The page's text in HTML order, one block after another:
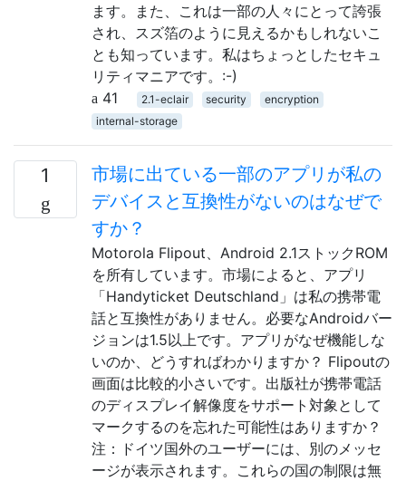
ます。また、これは一部の人々にとって誇張
され、スズ箔のように見えるかもしれないこ
とも知っています。私はちょっとしたセキュ
リティマニアです。:-)
41
2.1-eclair security
encryption
internal-storage
1
市場に出ている一部のアプリが私の
デバイスと互換性がないのはなぜで
すか？
Motorola Flipout、Android 2.1ストックROM
を所有しています。市場によると、アプリ
「Handyticket Deutschland」は私の携帯電
話と互換性がありません。必要なAndroidバー
ジョンは1.5以上です。アプリがなぜ機能しな
いのか、どうすればわかりますか？ Flipoutの
画面は比較的小さいです。出版社が携帯電話
のディスプレイ解像度をサポート対象として
マークするのを忘れた可能性はありますか？
注：ドイツ国外のユーザーには、別のメッセ
ージが表示されます。これらの国の制限は無